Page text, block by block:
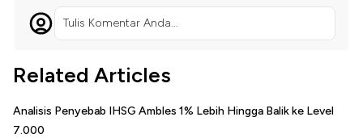
Tulis Komentar Anda...
Related Articles
Analisis Penyebab IHSG Ambles 1% Lebih Hingga Balik ke Level
7.000